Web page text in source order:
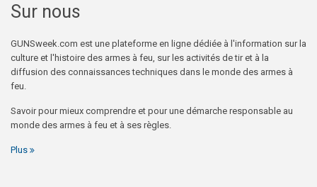
Sur nous
GUNSweek.com est une plateforme en ligne dédiée à l'information sur la
culture et l'histoire des armes à feu, sur les activités de tir et à la
diffusion des connaissances techniques dans le monde des armes à
feu.
Savoir pour mieux comprendre et pour une démarche responsable au
monde des armes à feu et à ses règles.
Plus